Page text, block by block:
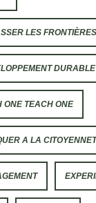
LES FRONTIÈRES
DURABLE
ONE TEACH ONE
A LA